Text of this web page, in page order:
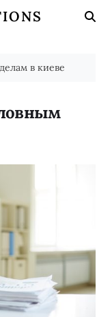
в киеве